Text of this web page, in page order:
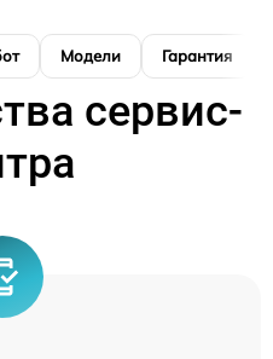
Модели Гарантия
сервис-